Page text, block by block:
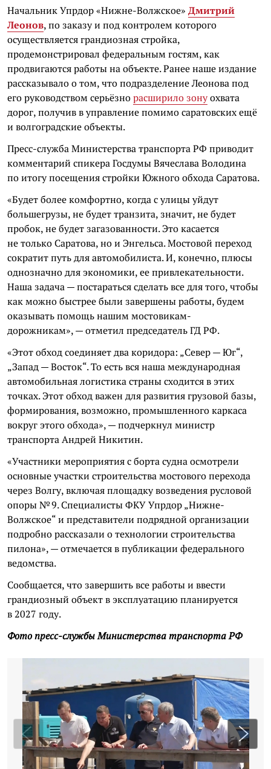
Начальник Упрдор «Нижне-Волжское» Дмитрий
Леонов, по заказу и под контролем которого
осуществляется грандиозная стройка,
продемонстрировал федеральным гостям, как
продвигаются работы на объекте. Ранее наше издание
рассказывало о том, что подразделение Леонова под
его руководством серьёзнорасширило зонуохвата
дорог, получив в управление помимо саратовских ещё
и волгоградские объекты.
Пресс-служба Министерства транспорта РФ приводит
комментарий спикера Госдумы Вячеслава Володина
по итогу посещения стройки Южного обхода Саратова.
«Будет более комфортно, когда с улицы уйдут
большегрузы, не будет транзита, значит, не будет
пробок, не будет загазованности. Это касается
не только Саратова, но и Энгельса. Мостовой переход
сократит путь для автомобилиста. И, конечно, плюсы
однозначно для экономики, ее привлекательности.
Наша задача — постараться сделать все для того, чтобы
как можно быстрее были завершены работы, будем
оказывать помощь нашим мостовикам-
дорожникам», — отметил председатель ГД РФ.
«Этот обход соединяет два коридора: „Север — Юг“,
„Запад — Восток“. То есть вся наша международная
автомобильная логистика страны сходится в этих
точках. Этот обход важен для развития грузовой базы,
формирования, возможно, промышленного каркаса
вокруг этого обхода», — подчеркнул министр
транспорта Андрей Никитин.
«Участники мероприятия с борта судна осмотрели
основные участки строительства мостового перехода
через Волгу, включая площадку возведения русловой
опоры № 9. Специалисты ФКУ Упрдор „Нижне-
Волжское“ и представители подрядной организации
подробно рассказали о технологии строительства
пилона», — отмечается в публикации федерального
ведомства.
Сообщается, что завершить все работы и ввести
грандиозный объект в эксплуатацию планируется
в 2027 году.
Фото пресс-службы Министерства транспорта РФ